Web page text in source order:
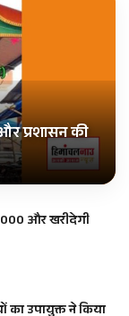
प्रशासन की
और खरीदेगी
का उपायुक्त ने किया